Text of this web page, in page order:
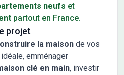
neufs et
partout en France.
projet
la maison de vos
emménager
clé en main, investir